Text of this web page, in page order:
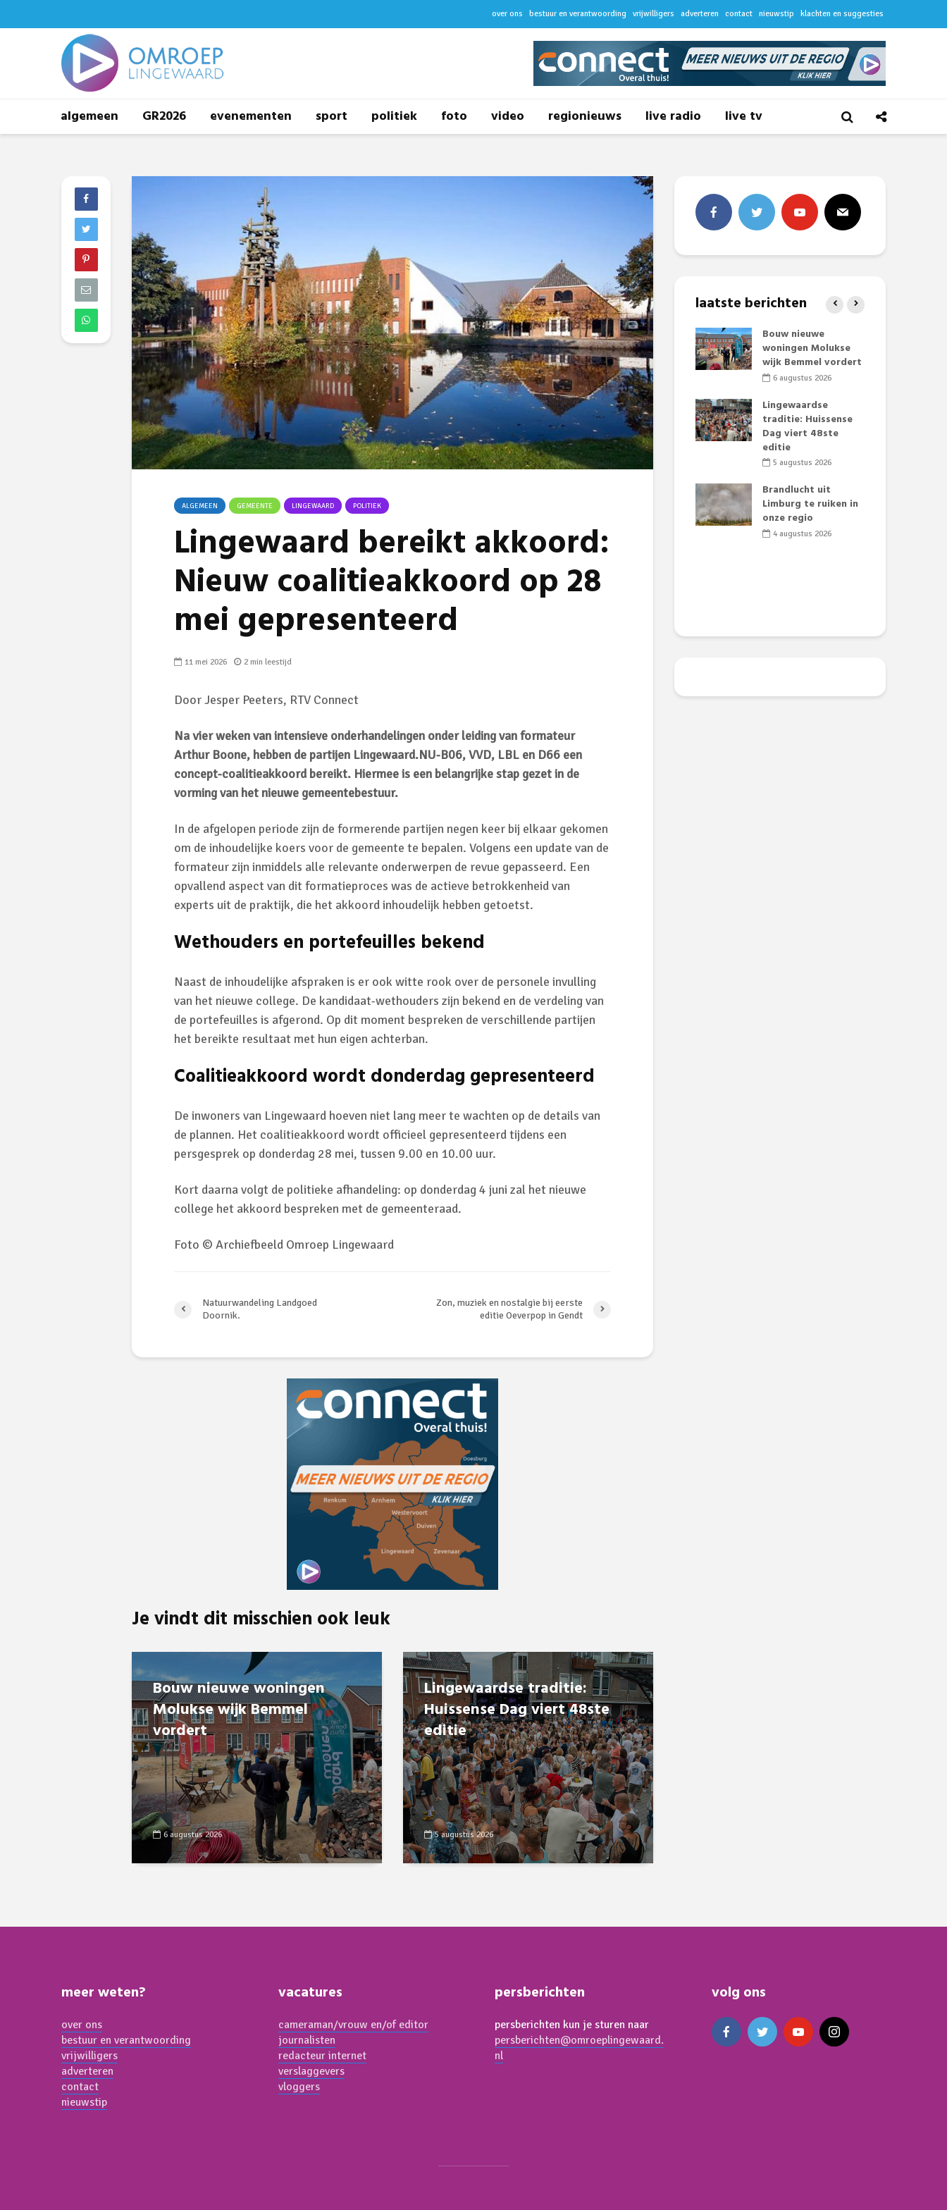
over ons bestuur en verantwoording vrijwilligers adverteren contact nieuwstip klachten en suggesties
algemeen GR2026 evenementen sport politiek foto video regionieuws live radio live tv
ALGEMEEN GEMEENTE LINGEWAARD POLITIEK
Lingewaard bereikt akkoord:
Nieuw coalitieakkoord op 28
mei gepresenteerd
11 mei 2026 2 min leestijd
Door Jesper Peeters, RTV Connect
Na vier weken van intensieve onderhandelingen onder leiding van formateur
Arthur Boone, hebben de partijen Lingewaard.NU-B06, VVD, LBL en D66 een
concept-coalitieakkoord bereikt. Hiermee is een belangrijke stap gezet in de
vorming van het nieuwe gemeentebestuur.
In de afgelopen periode zijn de formerende partijen negen keer bij elkaar gekomen
om de inhoudelijke koers voor de gemeente te bepalen. Volgens een update van de
formateur zijn inmiddels alle relevante onderwerpen de revue gepasseerd. Een
opvallend aspect van dit formatieproces was de actieve betrokkenheid van
experts uit de praktijk, die het akkoord inhoudelijk hebben getoetst.
Wethouders en portefeuilles bekend
Naast de inhoudelijke afspraken is er ook witte rook over de personele invulling
van het nieuwe college. De kandidaat-wethouders zijn bekend en de verdeling van
de portefeuilles is afgerond. Op dit moment bespreken de verschillende partijen
het bereikte resultaat met hun eigen achterban.
Coalitieakkoord wordt donderdag gepresenteerd
De inwoners van Lingewaard hoeven niet lang meer te wachten op de details van
de plannen. Het coalitieakkoord wordt officieel gepresenteerd tijdens een
persgesprek op donderdag 28 mei, tussen 9.00 en 10.00 uur.
Kort daarna volgt de politieke afhandeling: op donderdag 4 juni zal het nieuwe
college het akkoord bespreken met de gemeenteraad.
Foto © Archiefbeeld Omroep Lingewaard
Natuurwandeling Landgoed
Doornik.
Zon, muziek en nostalgie bij eerste
editie Oeverpop in Gendt
Je vindt dit misschien ook leuk
Bouw nieuwe woningen
Molukse wijk Bemmel
vordert
6 augustus 2026
Lingewaardse traditie:
Huissense Dag viert 48ste
editie
5 augustus 2026
laatste berichten
Omgeving Deken
Doctor Mulderstraat
Bemmel wordt
éénrichtingsverkeer
30 juli 2026
Buurt klaar voor
noodsituaties:
gemeente deelt
subsidies uit
28 juli 2026
Ontmoet Huubke:
Het nieuwe gezicht
van onze events!
28 juli 2026
Komkommertijd op
Angerse basisschool:
‘Eerste groenten
geoogst’
vissen of vogels aan’
27 juli 2026
Bouw nieuwe
woningen Molukse
wijk Bemmel vordert
6 augustus 2026
Lingewaardse
traditie: Huissense
Dag viert 48ste
editie
5 augustus 2026
Brandlucht uit
Limburg te ruiken in
onze regio
4 augustus 2026
meer weten?
over ons
bestuur en verantwoording
vrijwilligers
adverteren
contact
nieuwstip
vacatures
cameraman/vrouw en/of editor
journalisten
redacteur internet
verslaggevers
vloggers
persberichten
persberichten kun je sturen naar
persberichten@omroeplingewaard.
nl
volg ons